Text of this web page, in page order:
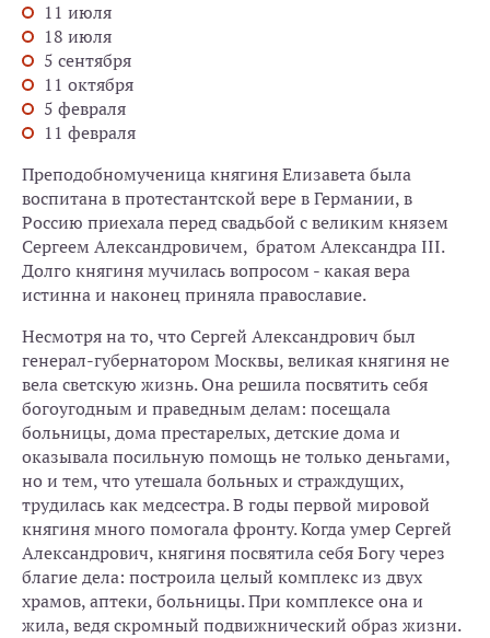
11 июля
18 июля
5 сентября
11 октября
5 февраля
11 февраля
Преподобномученица княгиня Елизавета была
воспитана в протестантской вере в Германии, в
Россию приехала перед свадьбой с великим князем
Сергеем Александровичем, братом Александра III.
Долго княгиня мучилась вопросом - какая вера
истинна и наконец приняла православие.
Несмотря на то, что Сергей Александрович был
генерал-губернатором Москвы, великая княгиня не
вела светскую жизнь. Она решила посвятить себя
богоугодным и праведным делам: посещала
больницы, дома престарелых, детские дома и
оказывала посильную помощь не только деньгами,
но и тем, что утешала больных и страждущих,
трудилась как медсестра. В годы первой мировой
княгиня много помогала фронту. Когда умер Сергей
Александрович, княгиня посвятила себя Богу через
благие дела: построила целый комплекс из двух
храмов, аптеки, больницы. При комплексе она и
жила, ведя скромный подвижнический образ жизни.